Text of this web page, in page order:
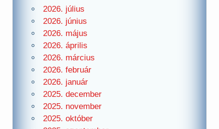
2026. július
2026. június
2026. május
2026. április
2026. március
2026. február
2026. január
2025. december
2025. november
2025. október